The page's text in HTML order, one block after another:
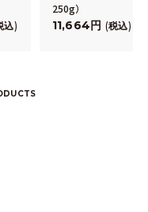
込
250g）
11,664 税込